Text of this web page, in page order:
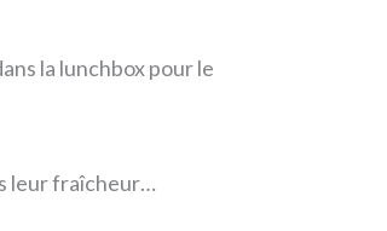
la lunchbox pour le
leur fraîcheur…